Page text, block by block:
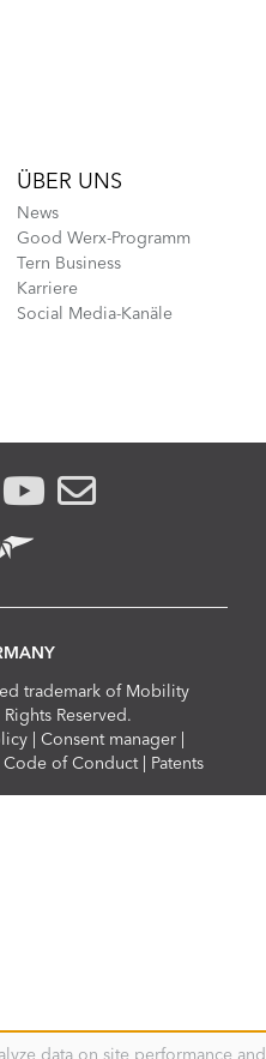
ÜBER UNS
News
Good Werx-Programm
Tern Business
Karriere
Social Media-Kanäle
trademark of Mobility
Reserved.
Consent manager
Code of Conduct Patents
data on site performance and